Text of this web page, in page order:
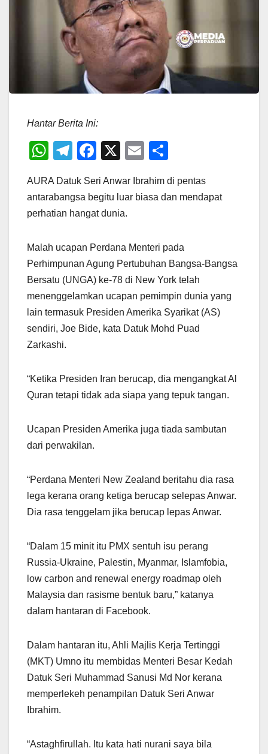
Hantar Berita Ini:
W
at
s
p
p
T
e
gr
m
F
c
e
o
o
k
X
E
ail ar
e
AURA Datuk Seri Anwar Ibrahim di pentas
antarabangsa begitu luar biasa dan mendapat
perhatian hangat dunia.
Malah ucapan Perdana Menteri pada
Perhimpunan Agung Pertubuhan Bangsa-Bangsa
Bersatu (UNGA) ke-78 di New York telah
menenggelamkan ucapan pemimpin dunia yang
lain termasuk Presiden Amerika Syarikat (AS)
sendiri, Joe Bide, kata Datuk Mohd Puad
Zarkashi.
“Ketika Presiden Iran berucap, dia mengangkat Al
Quran tetapi tidak ada siapa yang tepuk tangan.
Ucapan Presiden Amerika juga tiada sambutan
dari perwakilan.
“Perdana Menteri New Zealand beritahu dia rasa
lega kerana orang ketiga berucap selepas Anwar.
Dia rasa tenggelam jika berucap lepas Anwar.
“Dalam 15 minit itu PMX sentuh isu perang
Russia-Ukraine, Palestin, Myanmar, Islamfobia,
low carbon and renewal energy roadmap oleh
Malaysia dan rasisme bentuk baru,” katanya
dalam hantaran di Facebook.
Dalam hantaran itu, Ahli Majlis Kerja Tertinggi
(MKT) Umno itu membidas Menteri Besar Kedah
Datuk Seri Muhammad Sanusi Md Nor kerana
memperlekeh penampilan Datuk Seri Anwar
Ibrahim.
“Astaghfirullah. Itu kata hati nurani saya bila